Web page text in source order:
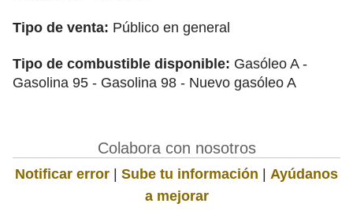
Tipo de venta: Público en general
Tipo de combustible disponible: Gasóleo A -
Gasolina 95 - Gasolina 98 - Nuevo gasóleo A
Colabora con nosotros
Notificar error | Sube tu información | Ayúdanos
a mejorar